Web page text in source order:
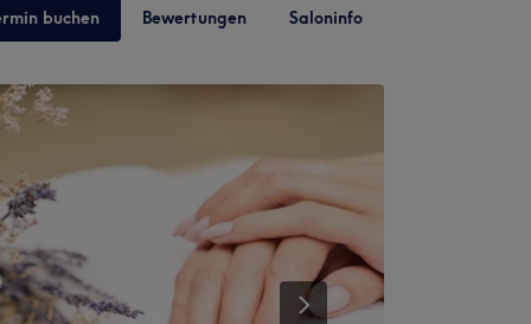
buchen Bewertungen Saloninfo